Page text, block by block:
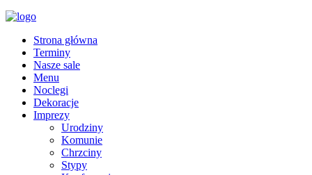
Strona główna
Terminy
Nasze sale
Menu
Noclegi
Dekoracje
Imprezy
Urodziny
Komunie
Chrzciny
Stypy